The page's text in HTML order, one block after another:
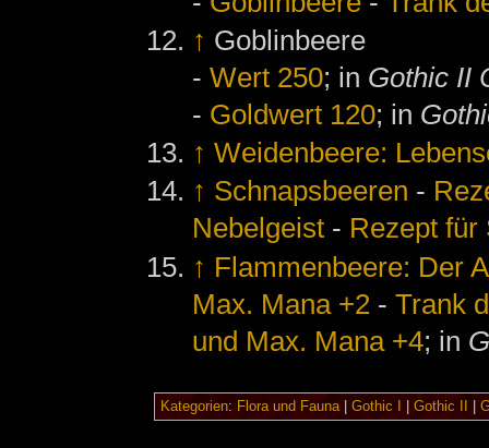
↑ Goblinbeere
-Wert 250; in Gothic II
- Goldwert 120; in
↑ Weidenbeere:
↑ Schnapsbeeren -
Nebelgeist - Rezept für
↑ Flammenbeere: Der
Max. Mana +2 -Trank
und Max. Mana +4; in
Kategorien: Flora und Fauna| Gothic I Gothic II